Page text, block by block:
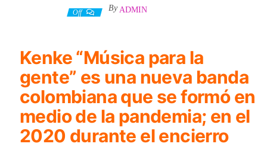
Off By ADMIN
Kenke “Música para la
gente” es una nueva banda
colombiana que se formó en
medio de la pandemia; en el
2020 durante el encierro